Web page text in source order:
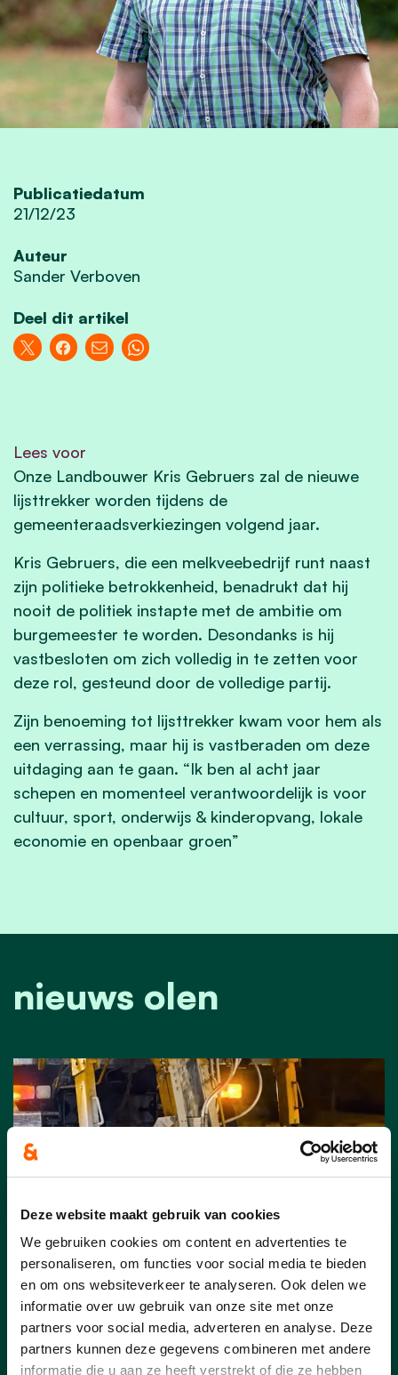
Deze website maakt gebruik van cookies
We gebruiken cookies om content en advertenties te
personaliseren, om functies voor social media te bieden
en om ons websiteverkeer te analyseren. Ook delen we
informatie over uw gebruik van onze site met onze
partners voor social media, adverteren en analyse. Deze
partners kunnen deze gegevens combineren met andere
informatie die u aan ze heeft verstrekt of die ze hebben
Publicatiedatum
21/12/23
Auteur
Sander Verboven
Deel dit artikel
Lees voor
Onze Landbouwer Kris Gebruers zal de nieuwe
lijsttrekker worden tijdens de
gemeenteraadsverkiezingen volgend jaar.
Kris Gebruers, die een melkveebedrijf runt naast
zijn politieke betrokkenheid, benadrukt dat hij
nooit de politiek instapte met de ambitie om
burgemeester te worden. Desondanks is hij
vastbesloten om zich volledig in te zetten voor
deze rol, gesteund door de volledige partij.
Zijn benoeming tot lijsttrekker kwam voor hem als
een verrassing, maar hij is vastberaden om deze
uitdaging aan te gaan. “Ik ben al acht jaar
schepen en momenteel verantwoordelijk is voor
cultuur, sport, onderwijs & kinderopvang, lokale
economie en openbaar groen”
nieuws olen
Koning Winter is in het land!
08/01/26